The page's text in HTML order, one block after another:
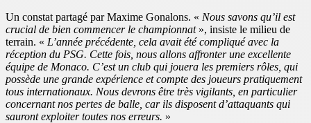
Un constat partagé par Maxime Gonalons. « Nous savons qu’il est
crucial de bien commencer le championnat», insiste le milieu de
terrain. « L’année précédente, cela avait été compliqué avec la
réception du PSG. Cette fois, nous allons affronter une excellente
équipe de Monaco. C’est un club qui jouera les premiers rôles, qui
possède une grande expérience et compte des joueurs pratiquement
tous internationaux. Nous devrons être très vigilants, en particulier
concernant nos pertes de balle, car ils disposent d’attaquants qui
sauront exploiter toutes nos erreurs. »